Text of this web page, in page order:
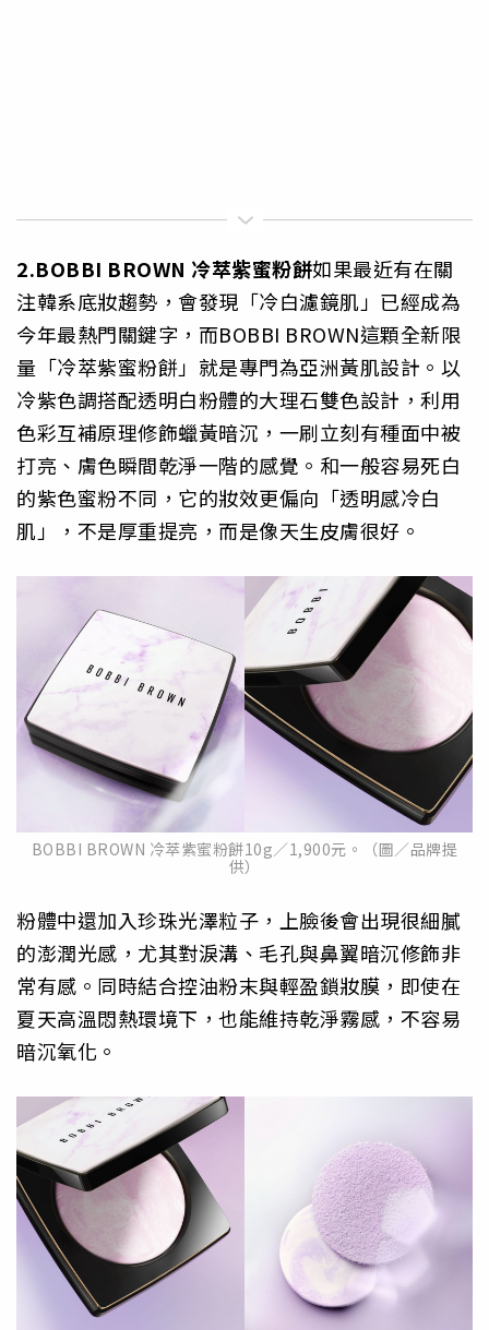
2.BOBBI BROWN 冷萃紫蜜粉餅如果最近有在關
注韓系底妝趨勢，會發現「冷白濾鏡肌」已經成為
今年最熱門關鍵字，而BOBBI BROWN這顆全新限
量「冷萃紫蜜粉餅」就是專門為亞洲黃肌設計。以
冷紫色調搭配透明白粉體的大理石雙色設計，利用
色彩互補原理修飾蠟黃暗沉，一刷立刻有種面中被
打亮、膚色瞬間乾淨一階的感覺。和一般容易死白
的紫色蜜粉不同，它的妝效更偏向「透明感冷白
肌」，不是厚重提亮，而是像天生皮膚很好。
BOBBI BROWN 冷萃紫蜜粉餅10g／1,900元。（圖／品牌提
供）
粉體中還加入珍珠光澤粒子，上臉後會出現很細膩
的澎潤光感，尤其對淚溝、毛孔與鼻翼暗沉修飾非
常有感。同時結合控油粉末與輕盈鎖妝膜，即使在
夏天高溫悶熱環境下，也能維持乾淨霧感，不容易
暗沉氧化。